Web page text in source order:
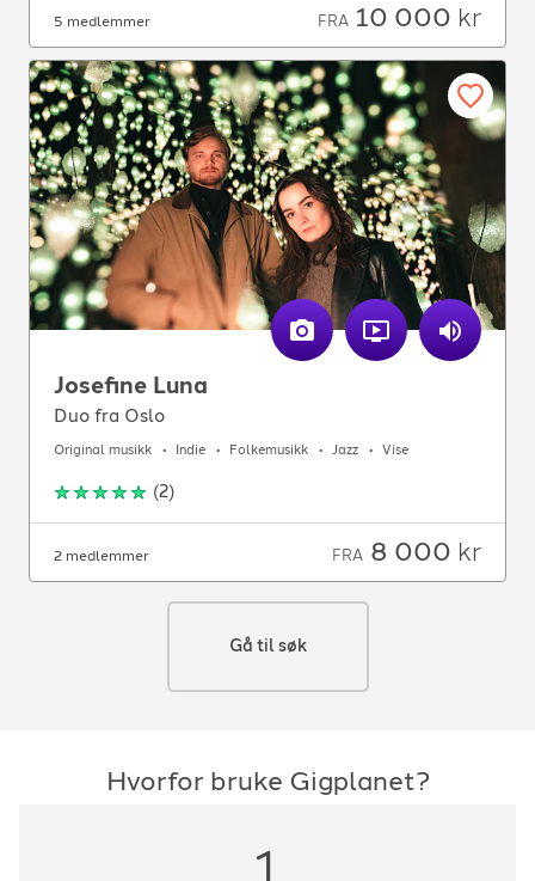
5 medlemmer FRA 10 000 kr
Josefine Luna
Duo fra Oslo
Original musikk Indie Folkemusikk Jazz Vise
(2)
2 medlemmer FRA 8 000 kr
Gå til søk
Hvorfor bruke Gigplanet?